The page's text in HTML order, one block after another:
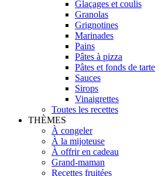
Glaçages et coulis
Granolas
Grignotines
Marinades
Pains
Pâtes à pizza
Pâtes et fonds de tarte
Sauces
Sirops
Vinaigrettes
Toutes les recettes
THÈMES
À congeler
À la mijoteuse
À offrir en cadeau
Grand-maman
Recettes fruitées